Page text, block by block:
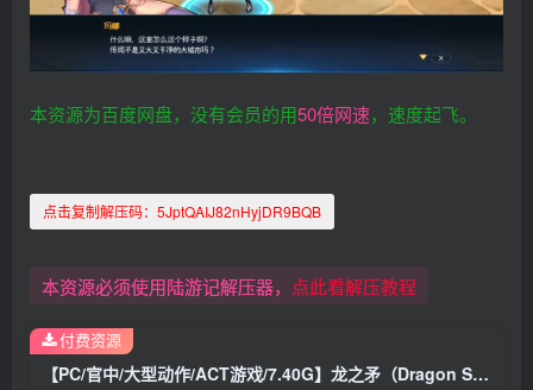
本资源为百度网盘，没有会员的用50倍网速，速度起飞。
点击复制解压码： 5JptQAIJ82nHyjDR9BQB
本资源必须使用陆游记解压器， 点此看解压教程
【PC/官中/大型动作/ACT游戏/7.40G】龙之矛（Dragon Spear）Ver1.014.5 Hotfix 官中版 豪华国际版+加强绅士邪恶MOD版+全角色DLC+动作ACT游戏+7.40G
付费资源